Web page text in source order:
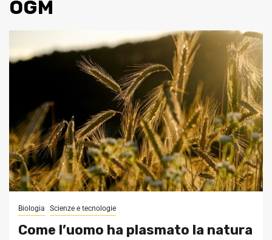
OGM
Biologia Scienze e tecnologie
Come l’uomo ha plasmato la natura